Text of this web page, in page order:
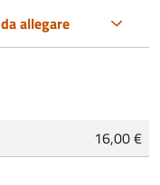
allegare
16,00 €